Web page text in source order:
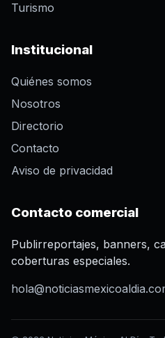
Turismo
Institucional
Quiénes somos
Nosotros
Directorio
Contacto
Aviso de privacidad
Contacto comercial
Publirreportajes, banners,
coberturas especiales.